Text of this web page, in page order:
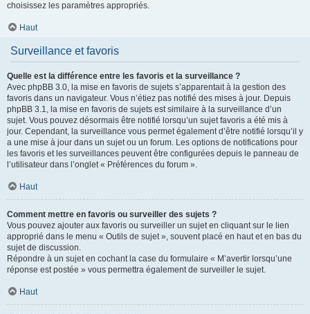
choisissez les paramètres appropriés.
Haut
Surveillance et favoris
Quelle est la différence entre les favoris et la surveillance ?
Avec phpBB 3.0, la mise en favoris de sujets s’apparentait à la gestion des
favoris dans un navigateur. Vous n’étiez pas notifié des mises à jour. Depuis
phpBB 3.1, la mise en favoris de sujets est similaire à la surveillance d’un
sujet. Vous pouvez désormais être notifié lorsqu’un sujet favoris a été mis à
jour. Cependant, la surveillance vous permet également d’être notifié lorsqu’il y
a une mise à jour dans un sujet ou un forum. Les options de notifications pour
les favoris et les surveillances peuvent être configurées depuis le panneau de
l’utilisateur dans l’onglet « Préférences du forum ».
Haut
Comment mettre en favoris ou surveiller des sujets ?
Vous pouvez ajouter aux favoris ou surveiller un sujet en cliquant sur le lien
approprié dans le menu « Outils de sujet », souvent placé en haut et en bas du
sujet de discussion.
Répondre à un sujet en cochant la case du formulaire « M’avertir lorsqu’une
réponse est postée » vous permettra également de surveiller le sujet.
Haut